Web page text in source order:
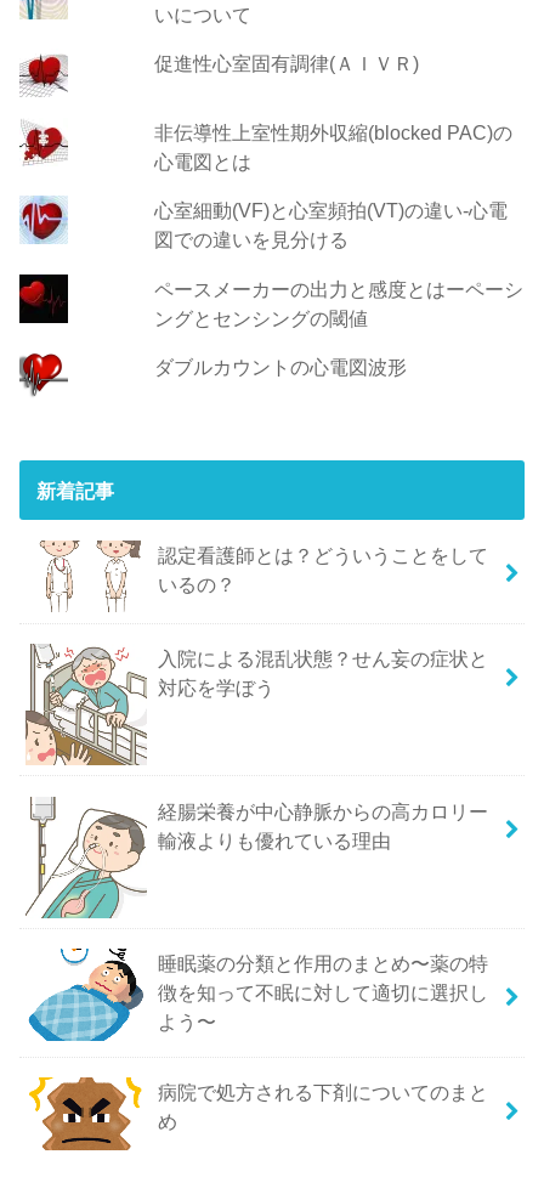
いについて
促進性心室固有調律(ＡＩＶＲ)
非伝導性上室性期外収縮(blocked PAC)の
心電図とは
心室細動(VF)と心室頻拍(VT)の違い‐心電
図での違いを見分ける
ペースメーカーの出力と感度とはーペーシ
ングとセンシングの閾値
ダブルカウントの心電図波形
新着記事
認定看護師とは？どういうことをして
いるの？
入院による混乱状態？せん妄の症状と
対応を学ぼう
経腸栄養が中心静脈からの高カロリー
輸液よりも優れている理由
睡眠薬の分類と作用のまとめ〜薬の特
徴を知って不眠に対して適切に選択し
よう〜
病院で処方される下剤についてのまと
め